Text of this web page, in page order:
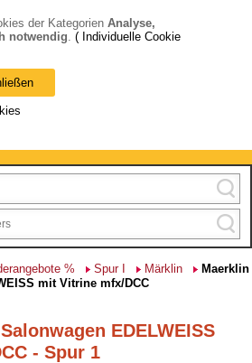
Betriebsferien, vom 03. bis 28.
% Spur I Märklin
Maerklin
mit Vitrine mfx/DCC
EDELWEISS
- Spur 1
der Kategorien Analyse,
notwendig. ( Individuelle Cookie